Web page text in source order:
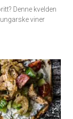
Denne kvelden
viner